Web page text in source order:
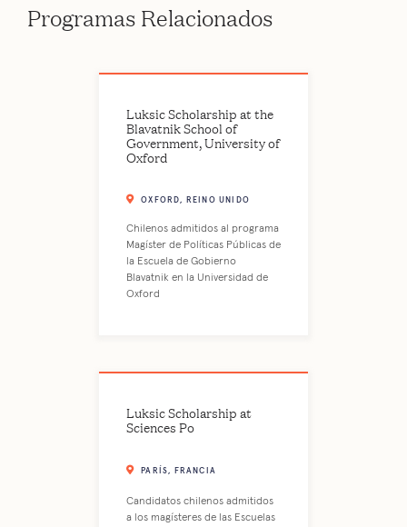
Programas Relacionados
Luksic Scholarship at the
Blavatnik School of
Government, University of
Oxford
OXFORD, REINO UNIDO
Chilenos admitidos al programa
Magíster de Políticas Públicas de
la Escuela de Gobierno
Blavatnik en la Universidad de
Oxford
Luksic Scholarship at
Sciences Po
PARÍS, FRANCIA
Candidatos chilenos admitidos
a los magísteres de las Escuelas